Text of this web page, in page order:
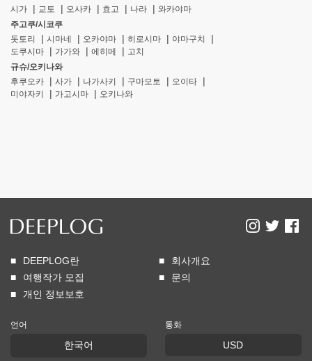
시가
교토 오사카 효고 나라
와카야마
주고쿠/시코쿠
돗토리
시마네 오카야마 히로시마
야마구치
도쿠시마
가가와 에히메
고치
규슈/오키나와
후쿠오카
사가 나가사키 구마모토
오이타
미야자키
가고시마 오키나와
DEEPLOG란
회사개요
여행작가 모집
문의
개인 정보보호
언어
한국어
통화
USD